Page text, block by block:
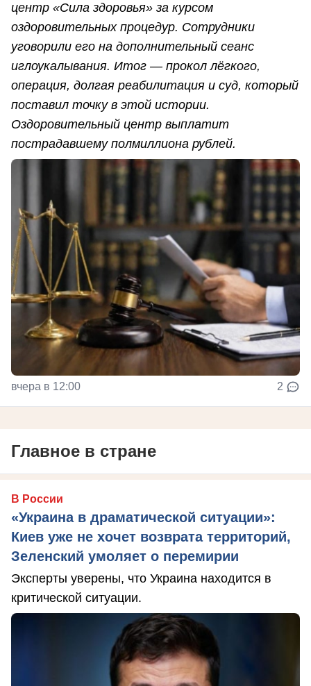
центр «Сила здоровья» за курсом
оздоровительных процедур. Сотрудники
уговорили его на дополнительный сеанс
иглоукалывания. Итог — прокол лёгкого,
операция, долгая реабилитация и суд, который
поставил точку в этой истории.
Оздоровительный центр выплатит
пострадавшему полмиллиона рублей.
вчера в 12:00 2
Главное в стране
В России
«Украина в драматической ситуации»:
Киев уже не хочет возврата территорий,
Зеленский умоляет о перемирии
Эксперты уверены, что Украина находится в
критической ситуации.